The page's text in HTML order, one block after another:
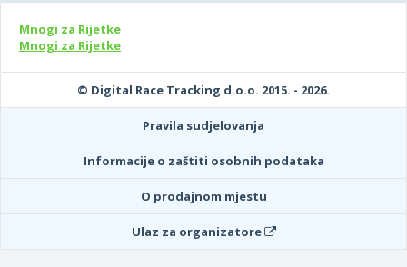
Mnogi za Rijetke
Mnogi za Rijetke
© Digital Race Tracking d.o.o. 2015. - 2026.
Pravila sudjelovanja
Informacije o zaštiti osobnih podataka
O prodajnom mjestu
Ulaz za organizatore